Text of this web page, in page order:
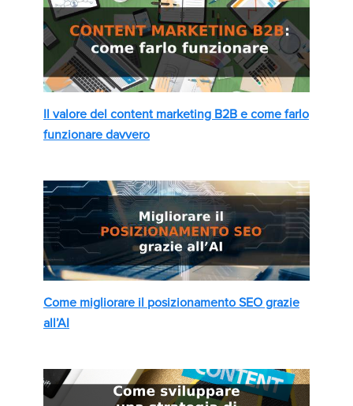
Il valore del content marketing B2B e come farlo
funzionare davvero
Come migliorare il posizionamento SEO grazie
all’AI